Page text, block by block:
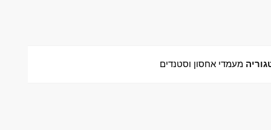
מעמדי אחסון וסטנדים